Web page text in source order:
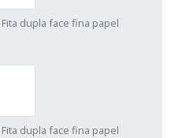
dupla face fina papel
dupla face fina papel